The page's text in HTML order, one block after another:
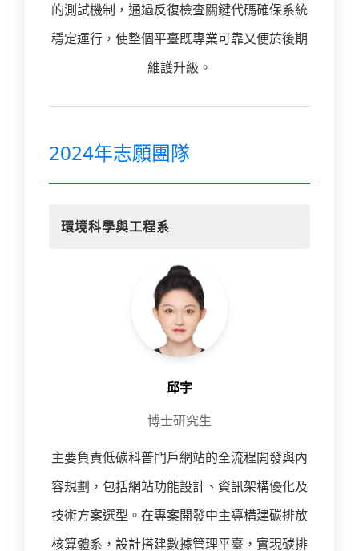
的測試機制，通過反復檢查關鍵代碼確保系統
穩定運行，使整個平臺既專業可靠又便於後期
維護升級。
2024年志願團隊
環境科學與工程系
邱宇
博士研究生
主要負責低碳科普門戶網站的全流程開發與內
容規劃，包括網站功能設計、資訊架構優化及
技術方案選型。在專案開發中主導構建碳排放
核算體系，設計搭建數據管理平臺，實現碳排